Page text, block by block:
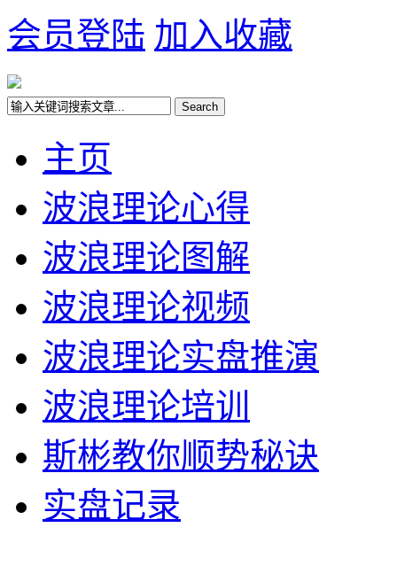
会员登陆 加入收藏
主页
波浪理论心得
波浪理论图解
波浪理论视频
波浪理论实盘推演
波浪理论培训
斯彬教你顺势秘诀
实盘记录